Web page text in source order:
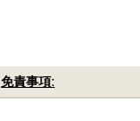
免責事項: